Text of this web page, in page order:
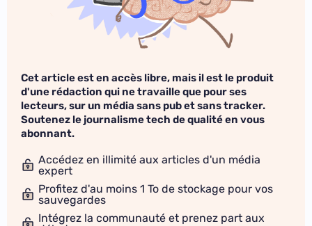
Cet article est en accès libre, mais il est le produit
d'une rédaction qui ne travaille que pour ses
lecteurs, sur un média sans pub et sans tracker.
Soutenez le journalisme tech de qualité en vous
abonnant.
Accédez en illimité aux articles d'un média
expert
Profitez d'au moins 1 To de stockage pour vos
sauvegardes
Intégrez la communauté et prenez part aux